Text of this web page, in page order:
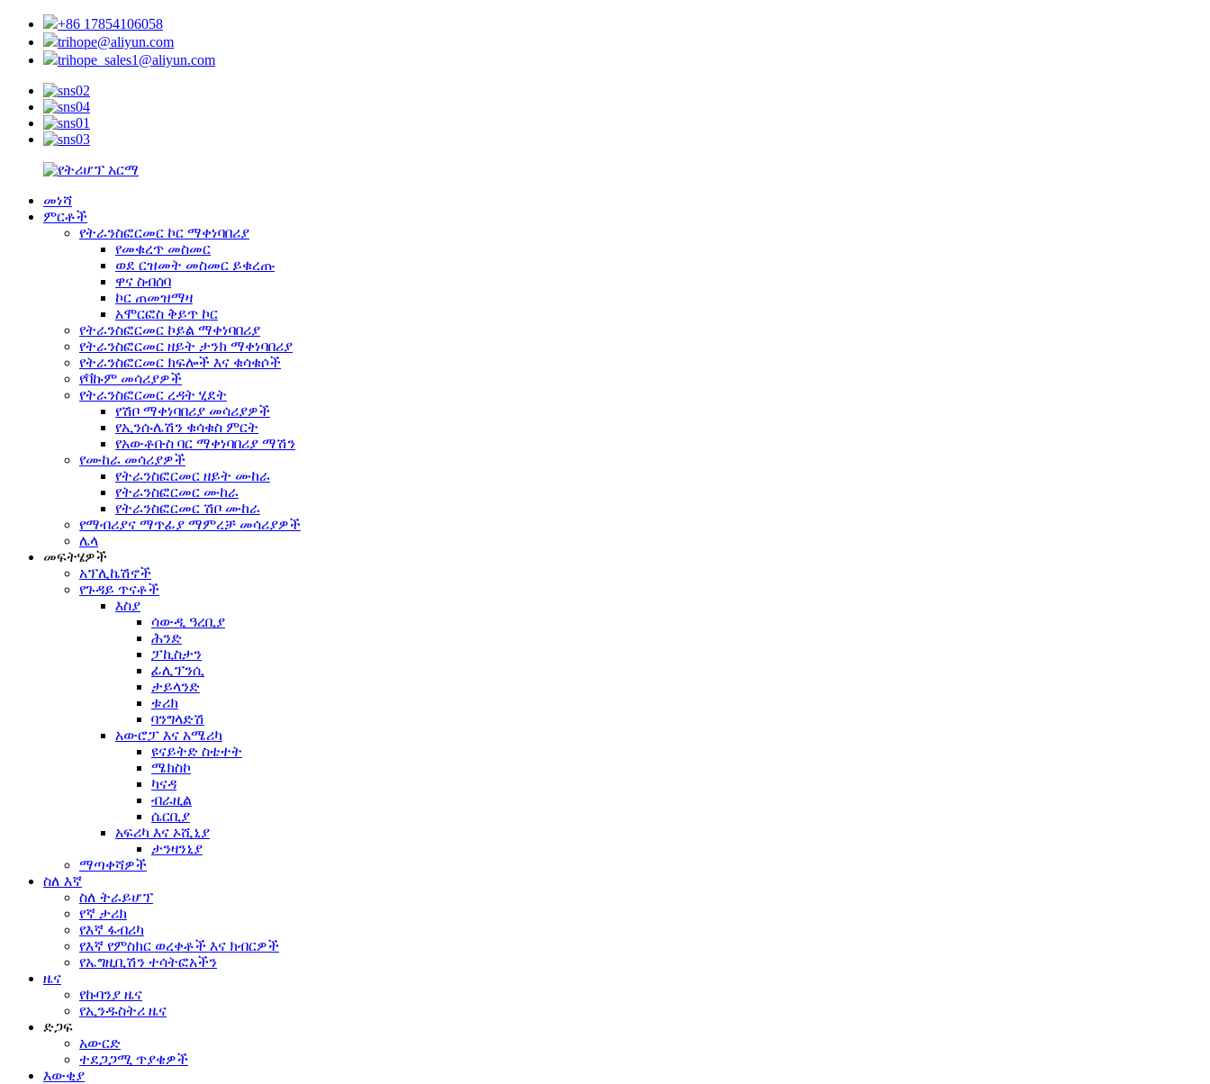
+86 17854106058
trihope@aliyun.com
trihope_sales1@aliyun.com
መነሻ
ምርቶች
የትራንስፎርመር ኮር ማቀነባበሪያ
የመቁረጥ መስመር
ወደ ርዝመት መስመር ይቁረጡ
ዋና ስብሰባ
ኮር ጠመዝማዛ
አሞርፎስ ቅይጥ ኮር
የትራንስፎርመር ኮይል ማቀነባበሪያ
የትራንስፎርመር ዘይት ታንክ ማቀነባበሪያ
የትራንስፎርመር ክፍሎች እና ቁሳቁሶች
የቫኩም መሳሪያዎች
የትራንስፎርመር ረዳት ሂደት
የሽቦ ማቀነባበሪያ መሳሪያዎች
የኢንሱሌሽን ቁሳቁስ ምርት
የአውቶቡስ ባር ማቀነባበሪያ ማሽን
የሙከራ መሳሪያዎች
የትራንስፎርመር ዘይት ሙከራ
የትራንስፎርመር ሙከራ
የትራንስፎርመር ሽቦ ሙከራ
የማብሪያና ማጥፊያ ማምረቻ መሳሪያዎች
ሌላ
መፍትሄዎች
አፕሊኬሽኖች
የጉዳይ ጥናቶች
እስያ
ሳውዲ ዓረቢያ
ሕንድ
ፓኪስታን
ፊሊፕንሲ
ታይላንድ
ቱሪክ
ባንግላድሽ
አውሮፓ እና አሜሪካ
ዩናይትድ ስቴተት
ሜክስኮ
ካናዳ
ብራዚል
ሴርቢያ
አፍሪካ እና ኦሺኒያ
ታንዛንኒያ
ማጣቀሻዎች
ስለ እኛ
ስለ ትራይሆፕ
የኛ ታሪክ
የእኛ ፋብሪካ
የእኛ የምስክር ወረቀቶች እና ክብርዎች
የኤግዚቢሽን ተሳትፎአችን
ዜና
የኩባንያ ዜና
የኢንዱስትሪ ዜና
ድጋፍ
አውርድ
ተደጋጋሚ ጥያቄዎች
እውቂያ